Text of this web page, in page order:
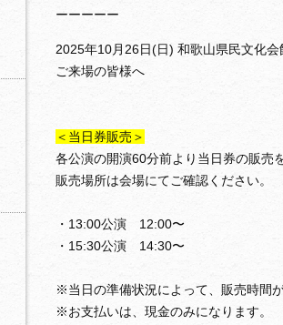
ーーーーー
2025年10月26日(日) 和歌山県民文化
ご来場の皆様へ
＜当日券販売＞
各公演の開演60分前より当日券の販売
販売場所は会場にてご確認ください。
・13:00公演 12:00〜
・15:30公演 14:30〜
※当日の準備状況によって、販売時間
※お支払いは、現金のみになります。